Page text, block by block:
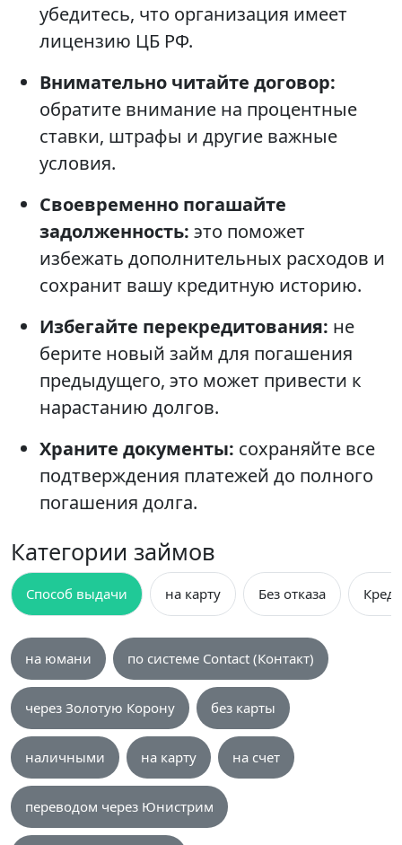
убедитесь, что организация имеет
лицензию ЦБ РФ.
Внимательно читайте договор:
обратите внимание на процентные
ставки, штрафы и другие важные
условия.
Своевременно погашайте
задолженность: это поможет
избежать дополнительных расходов и
сохранит вашу кредитную историю.
Избегайте перекредитования: не
берите новый займ для погашения
предыдущего, это может привести к
нарастанию долгов.
Храните документы: сохраняйте все
подтверждения платежей до полного
погашения долга.
Категории займов
Способ выдачи на карту Без отказа
на юмани по системе Contact (Контакт)
через Золотую Корону без карты
наличными на карту на счет
переводом через Юнистрим